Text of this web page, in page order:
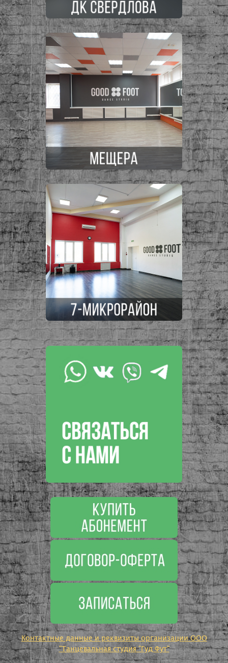
Контактные данные и реквизиты организации ООО
"Танцевальная студия "Гуд Фут"